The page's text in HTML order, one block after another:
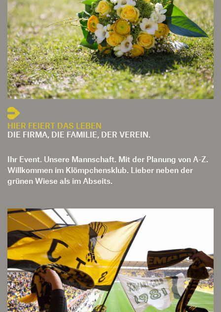
HIER FEIERT DAS LEBEN
DIE FIRMA, DIE FAMILIE, DER VEREIN.
grünen Wiese als im Abseits.